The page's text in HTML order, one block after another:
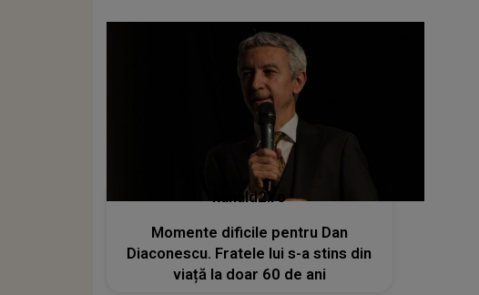
kanald2.ro
Momente dificile pentru Dan
Diaconescu. Fratele lui s-a stins din
viață la doar 60 de ani